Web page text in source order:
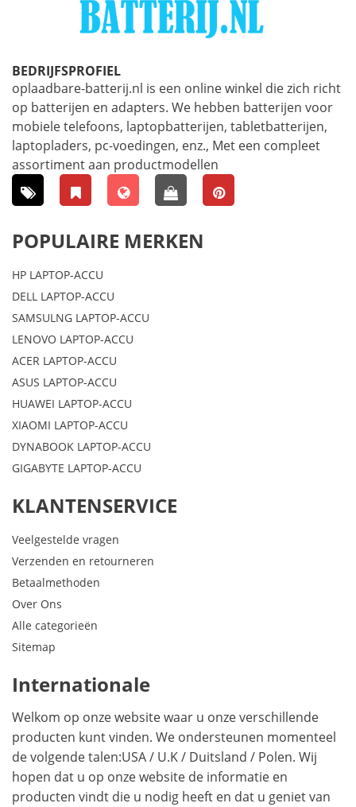
BEDRIJFSPROFIEL
oplaadbare-batterij.nl is een online winkel die zich richt
op batterijen en adapters. We hebben batterijen voor
mobiele telefoons, laptopbatterijen, tabletbatterijen,
laptopladers, pc-voedingen, enz., Met een compleet
assortiment aan productmodellen
POPULAIRE MERKEN
HP LAPTOP-ACCU
DELL LAPTOP-ACCU
SAMSULNG LAPTOP-ACCU
LENOVO LAPTOP-ACCU
ACER LAPTOP-ACCU
ASUS LAPTOP-ACCU
HUAWEI LAPTOP-ACCU
XIAOMI LAPTOP-ACCU
DYNABOOK LAPTOP-ACCU
GIGABYTE LAPTOP-ACCU
KLANTENSERVICE
Veelgestelde vragen
Verzenden en retourneren
Betaalmethoden
Over Ons
Alle categorieën
Sitemap
Internationale
Welkom op onze website waar u onze verschillende
producten kunt vinden. We ondersteunen momenteel
de volgende talen:USA/ U.K/ Duitsland / Polen. Wij
hopen dat u op onze website de informatie en
producten vindt die u nodig heeft en dat u geniet van